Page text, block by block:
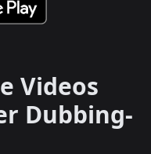
Videos
Dubbing-